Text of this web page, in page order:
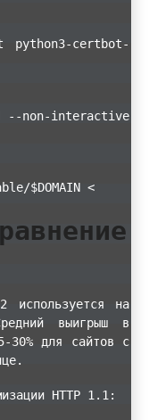
certbot-
--non-interactive
$DOMAIN <
используется на
выигрыш в
30% для сайтов с
HTTP 1.1: